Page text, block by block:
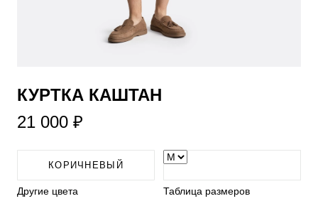
КУРТКА КАШТАН
21 000 ₽
КОРИЧНЕВЫЙ
Другие цвета Таблица размеров